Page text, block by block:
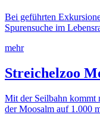
Bei geführten
Spurensuche im
mehr
Streichelzoo
Mit der Seilbahn kommt
der Moosalm auf 1.000